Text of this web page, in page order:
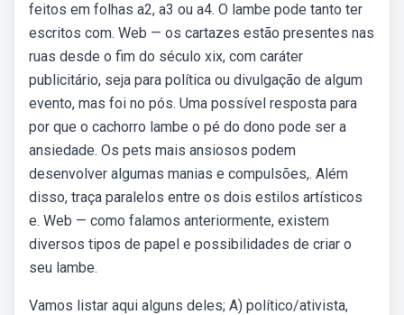
feitos em folhas a2, a3 ou a4. O lambe pode tanto ter
escritos com. Web — os cartazes estão presentes nas
ruas desde o fim do século xix, com caráter
publicitário, seja para política ou divulgação de algum
evento, mas foi no pós. Uma possível resposta para
por que o cachorro lambe o pé do dono pode ser a
ansiedade. Os pets mais ansiosos podem
desenvolver algumas manias e compulsões,. Além
disso, traça paralelos entre os dois estilos artísticos
e. Web — como falamos anteriormente, existem
diversos tipos de papel e possibilidades de criar o
seu lambe.
Vamos listar aqui alguns deles; A) político/ativista,